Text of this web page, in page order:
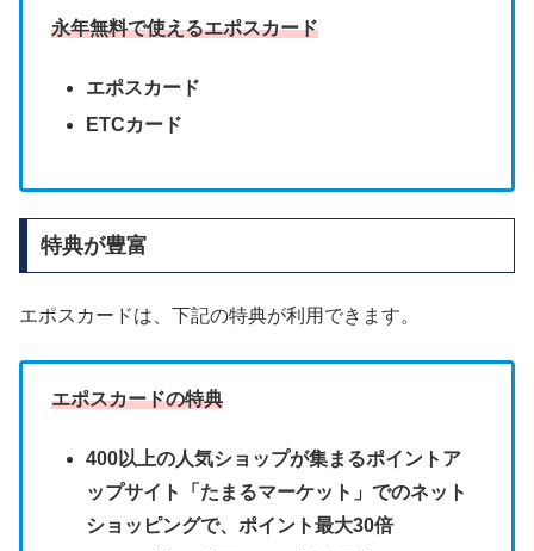
永年無料で使えるエポスカード
エポスカード
ETCカード
特典が豊富
エポスカードは、下記の特典が利用できます。
エポスカードの特典
400以上の人気ショップが集まるポイントア
ップサイト「たまるマーケット」でのネット
ショッピングで、ポイント最大30倍